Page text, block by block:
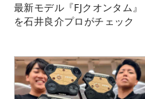
最新モデル『FJクオンタム』
を石井良介プロがチェック